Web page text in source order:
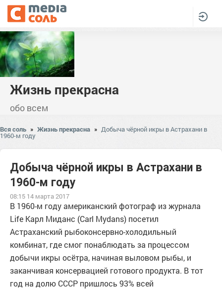
Жизнь прекрасна
обо всем
Вся соль » Жизнь прекрасна » Добыча чёрной икры в Астрахани в
1960-м году
Добыча чёрной икры в Астрахани в
1960-м году
08:15 14 марта 2017
В 1960-м году американский фотограф из журнала
Life Карл Миданс (Carl Mydans) посетил
Астраханский рыбоконсервно-холодильный
комбинат, где смог понаблюдать за процессом
добычи икры осётра, начиная выловом рыбы, и
заканчивая консервацией готового продукта. В тот
год на долю СССР пришлось 93% всей